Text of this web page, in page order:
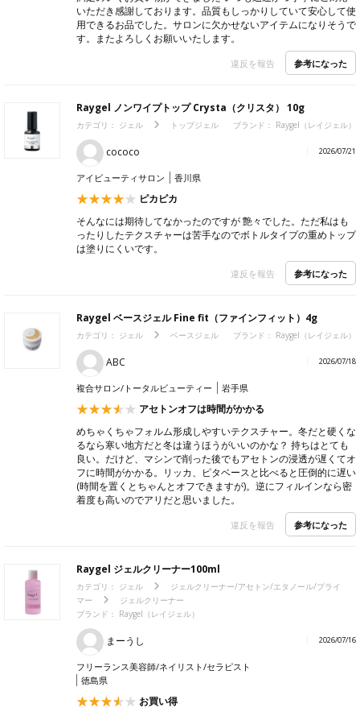
いただき感謝しております。品質もしっかりしていて安心して使
用できるお品でした。サロンに欠かせないアイテムになりそうで
す。またよろしくお願いいたします。
違反を報告 参考になった
Raygel ノンワイプトップ Crysta（クリスタ） 10g
カテゴリ： ジェル トップジェル ブランド： Raygel（レイジェル）
cococo 2026/07/21
アイビューティサロン 香川県
ピカピカ
そんなには期待してなかったのですが 艶々でした。ただ私はも
ったりしたテクスチャーは苦手なのでボトルタイプの重めトップ
は塗りにくいです。
違反を報告 参考になった
Raygel ベースジェル Fine fit（ファインフィット）4g
カテゴリ： ジェル ベースジェル ブランド： Raygel（レイジェル）
ABC 2026/07/18
複合サロン/トータルビューティー 岩手県
アセトンオフは時間がかかる
めちゃくちゃフォルム形成しやすいテクスチャー。冬だと硬くな
るなら寒い地方だと冬は違うほうがいいのかな？ 持ちはとても
良い。だけど、マシンで削った後でもアセトンの浸透が遅くてオ
フに時間がかかる。リッカ、ピタベースと比べると圧倒的に遅い
(時間を置くとちゃんとオフできますが)。逆にフィルインなら密
着度も高いのでアリだと思いました。
違反を報告 参考になった
Raygel ジェルクリーナー100ml
カテゴリ： ジェル
ジェルクリーナー/アセトン/エタノール/プライ
マー
ジェルクリーナー
ブランド： Raygel（レイジェル）
まーうし 2026/07/16
フリーランス美容師/ネイリスト/セラピスト
徳島県
お買い得